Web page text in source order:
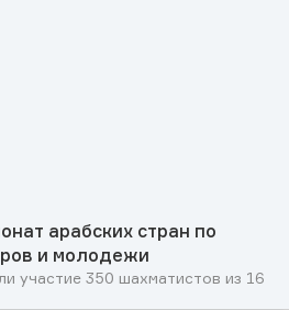
арабских стран по
и молодежи
участие 350 шахматистов из 16